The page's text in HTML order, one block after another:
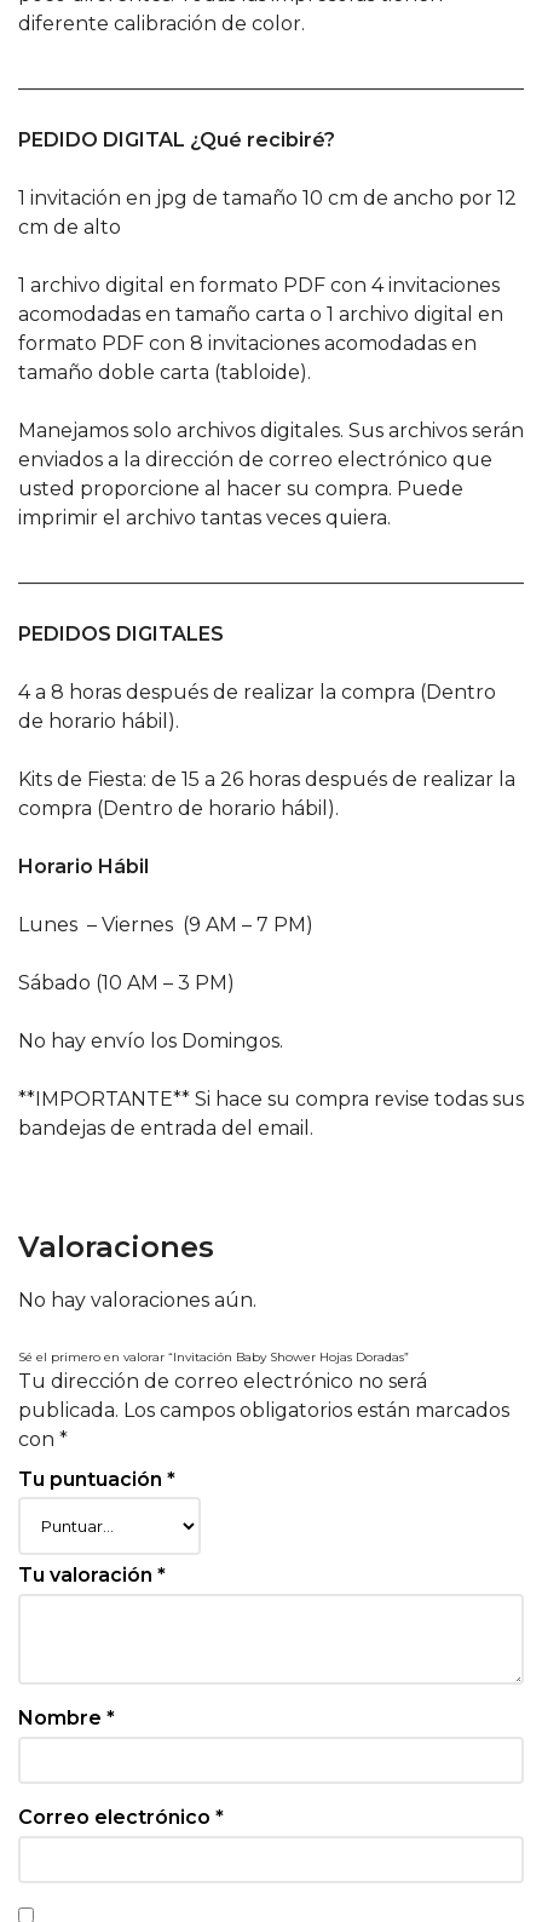
diferente calibración de color.
PEDIDO DIGITAL ¿Qué recibiré?
1 invitación en jpg de tamaño 10 cm de ancho por 12
cm de alto
1 archivo digital en formato PDF con 4 invitaciones
acomodadas en tamaño carta o 1 archivo digital en
formato PDF con 8 invitaciones acomodadas en
tamaño doble carta (tabloide).
Manejamos solo archivos digitales. Sus archivos serán
enviados a la dirección de correo electrónico que
usted proporcione al hacer su compra. Puede
imprimir el archivo tantas veces quiera.
PEDIDOS DIGITALES
4 a 8 horas después de realizar la compra (Dentro
de horario hábil).
Kits de Fiesta: de 15 a 26 horas después de realizar la
compra (Dentro de horario hábil).
Horario Hábil
Lunes – Viernes (9 AM – 7 PM)
Sábado (10 AM – 3 PM)
No hay envío los Domingos.
**IMPORTANTE** Si hace su compra revise todas sus
bandejas de entrada del email.
Valoraciones
No hay valoraciones aún.
Sé el primero en valorar “Invitación Baby Shower Hojas Doradas”
Tu dirección de correo electrónico no será
publicada. Los campos obligatorios están marcados
con *
Tu puntuación *
Tu valoración *
Nombre *
Correo electrónico *